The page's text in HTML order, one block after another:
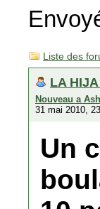
Liste des
LA
Nouveau a
31 mai 2010,
Un